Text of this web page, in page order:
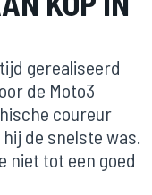
gerealiseerd
de Moto3
coureur
de snelste was.
niet tot een goed